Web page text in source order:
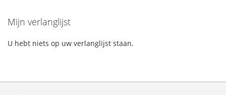
Mijn verlanglijst
U hebt niets op uw verlanglijst staan.